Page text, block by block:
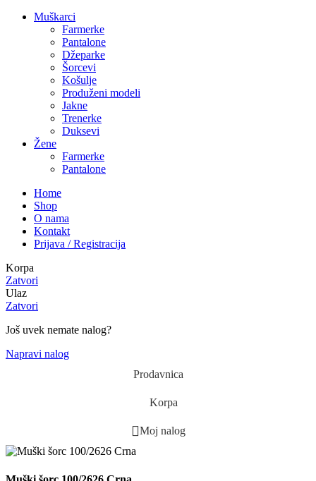
Muškarci
Farmerke
Pantalone
Džeparke
Šorcevi
Košulje
Produženi modeli
Jakne
Trenerke
Duksevi
Žene
Farmerke
Pantalone
Home
Shop
O nama
Kontakt
Prijava / Registracija
Korpa
Zatvori
Ulaz
Zatvori
Još uvek nemate nalog?
Napravi nalog
Prodavnica
Korpa
Moj nalog